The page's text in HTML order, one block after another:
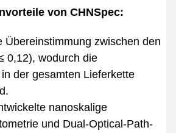
von CHNSpec:
Übereinstimmung zwischen den
0,12), wodurch die
der gesamten Lieferkette
nanoskalige
und Dual-Optical-Path-